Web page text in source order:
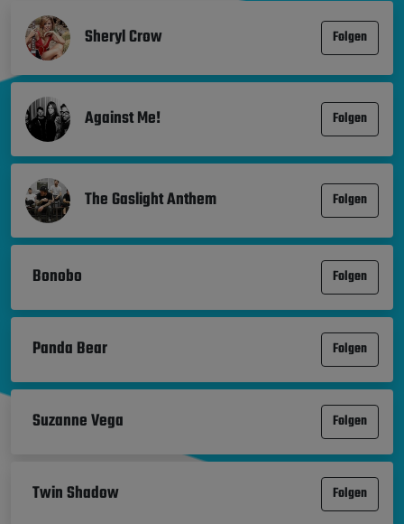
Sheryl Crow Folgen
Against Me! Folgen
The Gaslight Anthem Folgen
Bonobo Folgen
Panda Bear Folgen
Suzanne Vega Folgen
Twin Shadow Folgen